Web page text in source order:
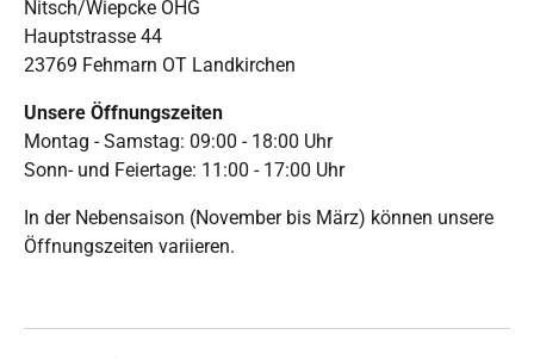
Nitsch/Wiepcke OHG
Hauptstrasse 44
23769 Fehmarn OT Landkirchen
Unsere Öffnungszeiten
Montag - Samstag: 09:00 - 18:00 Uhr
Sonn- und Feiertage: 11:00 - 17:00 Uhr
In der Nebensaison (November bis März) können unsere
Öffnungszeiten variieren.